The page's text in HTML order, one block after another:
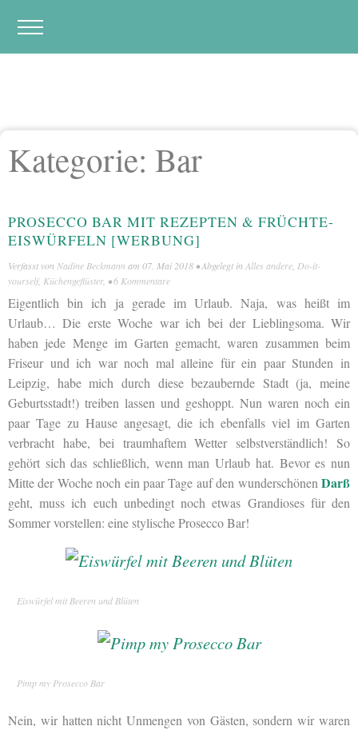
Kategorie: Bar
PROSECCO BAR MIT REZEPTEN & FRÜCHTE-
EISWÜRFELN [WERBUNG]
Verfasst von Nadine Beckmann am 07. Mai 2018 • Abgelegt in Alles andere Do-it-
yourself, Küchengeflüster, •6 Kommentare
Eigentlich bin ich ja gerade im Urlaub. Naja, was heißt im
Urlaub… Die erste Woche war ich bei der Lieblingsoma. Wir
haben jede Menge im Garten gemacht, waren zusammen beim
Friseur und ich war noch mal alleine für ein paar Stunden in
Leipzig, habe mich durch diese bezaubernde Stadt (ja, meine
Geburtsstadt!) treiben lassen und geshoppt. Nun waren noch ein
paar Tage zu Hause angesagt, die ich ebenfalls viel im Garten
verbracht habe, bei traumhaftem Wetter selbstverständlich! So
gehört sich das schließlich, wenn man Urlaub hat. Bevor es nun
Mitte der Woche noch ein paar Tage auf den wunderschönen Darß
geht, muss ich euch unbedingt noch etwas Grandioses für den
Sommer vorstellen: eine stylische Prosecco Bar!
Eiswürfel mit Beeren und Blüten
Pimp my Prosecco Bar
Nein, wir hatten nicht Unmengen von Gästen, sondern wir waren